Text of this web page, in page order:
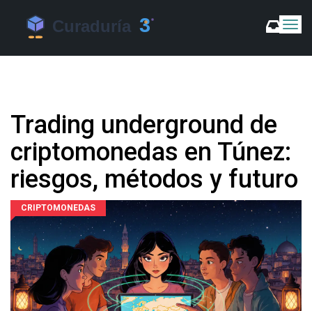
C
m
d
N
a
e
g
a
c
i
Trading underground de
criptomonedas en Túnez:
riesgos, métodos y futuro
CRIPTOMONEDAS